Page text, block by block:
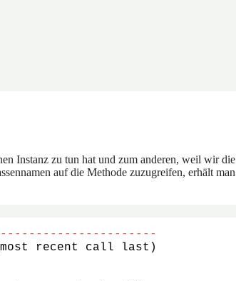
Instanz zu tun hat und zum anderen, weil wir
auf die Methode zuzugreifen, erhält